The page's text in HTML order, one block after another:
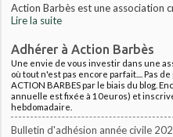
Action Barbès est une association
Lire la suite
Adhérer à Action Barbès
Une envie de vous investir dans une
où tout n'est pas encore parfait.... Pas
ACTION BARBES par le biais du blog.
annuelle est fixée à 10euros) et
hebdomadaire.
Bulletin d'adhésion année civile